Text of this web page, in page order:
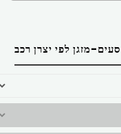
מזגן לפי יצרן רכב